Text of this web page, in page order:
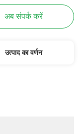
अब संपर्क करें
उत्पाद का वर्णन